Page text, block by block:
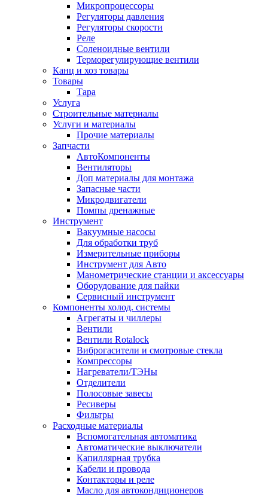
Микропроцессоры
Регуляторы давления
Регуляторы скорости
Реле
Соленоидные вентили
Терморегулирующие вентили
Канц и хоз товары
Товары
Тара
Услуга
Строительные материалы
Услуги и материалы
Прочие материалы
Запчасти
АвтоКомпоненты
Вентиляторы
Доп материалы для монтажа
Запасные части
Микродвигатели
Помпы дренажные
Инструмент
Вакуумные насосы
Для обработки труб
Измерительные приборы
Инструмент для Авто
Манометрические станции и аксессуары
Оборудование для пайки
Сервисный инструмент
Компоненты холод. системы
Агрегаты и чиллеры
Вентили
Вентили Rotalock
Виброгасители и смотровые стекла
Компрессоры
Нагреватели/ТЭНы
Отделители
Полосовые завесы
Ресиверы
Фильтры
Расходные материалы
Вспомогательная автоматика
Автоматические выключатели
Капиллярная трубка
Кабели и провода
Контакторы и реле
Масло для автокондиционеров